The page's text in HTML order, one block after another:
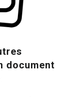
document